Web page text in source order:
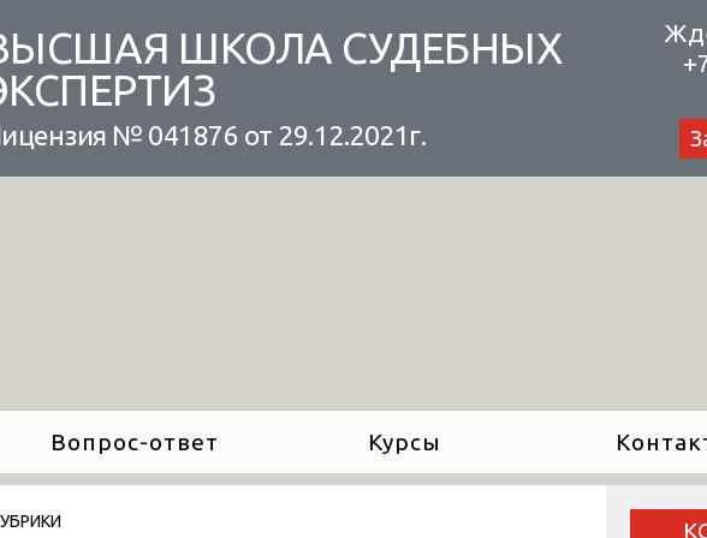
ШКОЛА СУДЕБНЫХ
№ 041876 от 29.12.2021г.
Вопрос-ответ Курсы